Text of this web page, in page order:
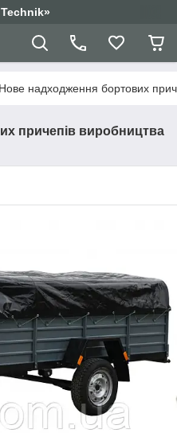
Нове надходження бортових
причепів виробництва